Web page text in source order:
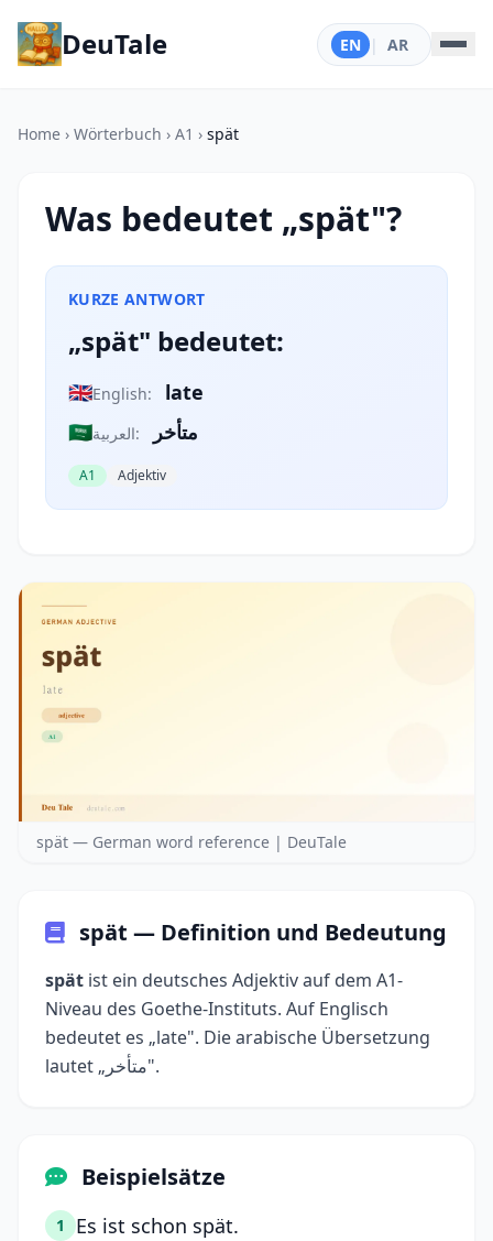
DeuTale EN | AR
Home › Wörterbuch › A1 › spät
Was bedeutet „spät"?
KURZE ANTWORT
„spät" bedeutet:
🇬🇧English:
late
🇸🇦
العربية: متأخر
A1 Adjektiv
spät — German word reference | DeuTale
spät — Definition und Bedeutung
spät ist ein deutsches Adjektiv auf dem A1-
Niveau des Goethe-Instituts. Auf Englisch
bedeutet es „late". Die arabische Übersetzung
lautet „متأخر".
Beispielsätze
1 Es ist schon spät.